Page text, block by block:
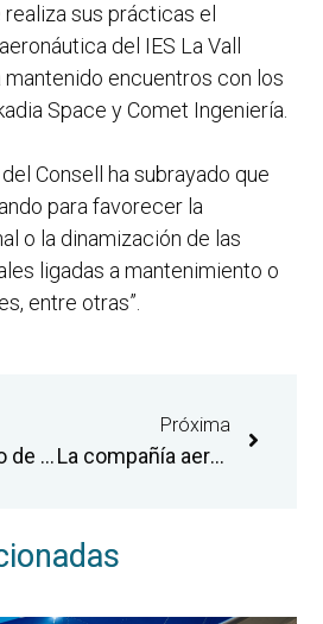
sus prácticas el
del IES La Vall
mantenido encuentros con los
Space y Comet Ingeniería.
Consell ha subrayado que
para favorecer la
o la dinamización de las
ligadas a mantenimiento o
entre otras”.
El aeropuerto de Castellón busca reforzar la conectividad aérea en la feria Connect Aviation
Próxima
La compañía aeronáutica eCube construye en el aeropuerto de Castellón un hangar de 2.400 m2 para procesar y almacenar piezas de aviones